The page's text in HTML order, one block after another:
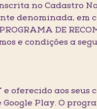
no Cadastro
denominada, em
DE
e condições a
e oferecido aos seus
Play. O